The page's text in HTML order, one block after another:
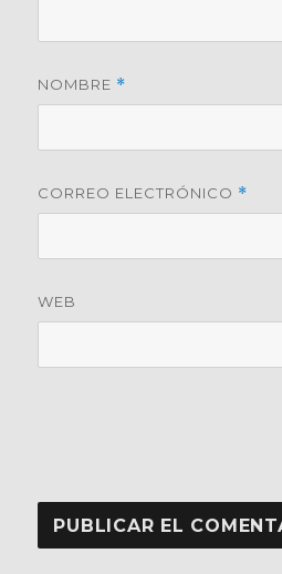
NOMBRE *
CORREO ELECTRÓNICO *
WEB